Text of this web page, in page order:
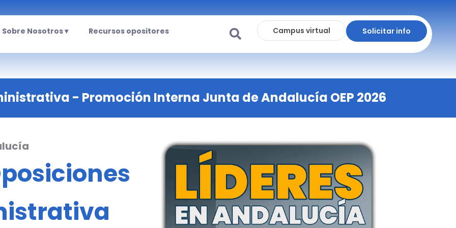
Sobre Nosotros ▾ Recursos opositores Solicitar info
Campus virtual
- Promoción Interna Junta de Andalucía OEP 2026